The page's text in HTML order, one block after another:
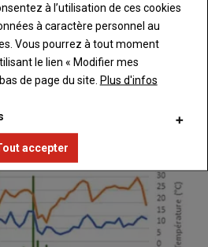
fauche au type de couvert
conduit des expérimentations
la période de…
à l’utilisation de ces cookies
à caractère personnel au
Vous pourrez à tout moment
le lien « Modifier mes
de page du site. Plus d'infos
accepter